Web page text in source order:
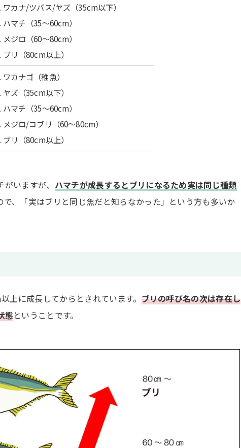
ワカナ/ツバス/ヤズ（35cm以下）
ハマチ（35～60cm）
メジロ（60～80cm）
ブリ（80cm以上）
ワカナゴ（稚魚）
ヤズ（35cm以下）
ハマチ（35～60cm）
メジロ/コブリ（60～80cm）
ブリ（80cm以上）
いますが、 ハマチが成長するとブリになるため実は同じ種類
、「実はブリと同じ魚だと知らなかった」という方も多いか
上に成長してからとされています。 ブリの呼び名の次は存在し
態ということです。